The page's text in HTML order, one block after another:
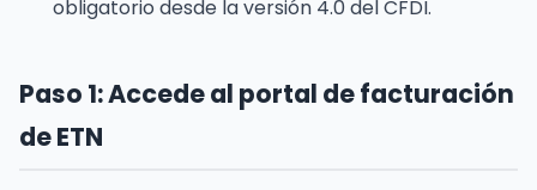
obligatorio desde la versión 4.0 del CFDI.
Paso 1: Accede al portal de facturación
de ETN